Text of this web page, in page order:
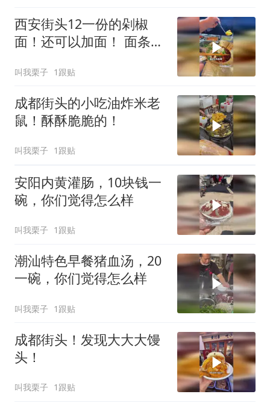
西安街头12一份的剁椒
面！还可以加面！ 面条好
叫我栗子 1跟贴
成都街头的小吃油炸米老
鼠！酥酥脆脆的！
叫我栗子 1跟贴
安阳内黄灌肠，10块钱一
碗，你们觉得怎么样
叫我栗子 1跟贴
潮汕特色早餐猪血汤，20
一碗，你们觉得怎么样
叫我栗子 1跟贴
成都街头！发现大大大馒
头！
叫我栗子 1跟贴